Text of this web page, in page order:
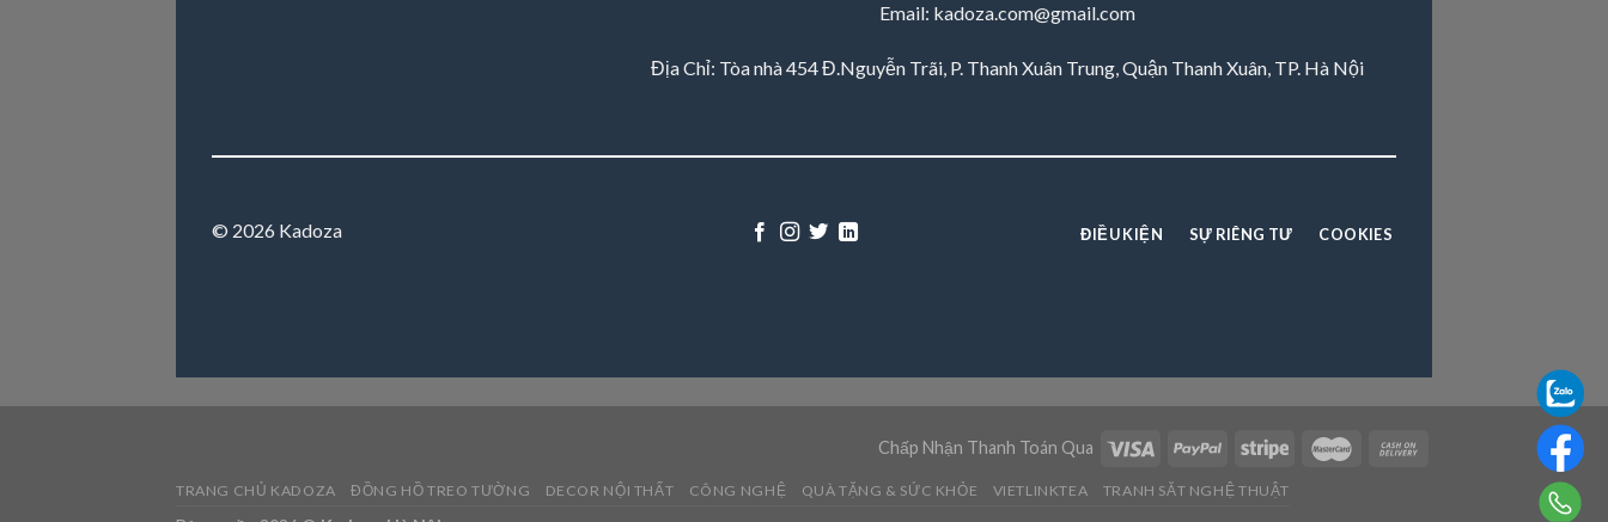
Email: kadoza.com@gmail.com
Địa Chỉ: Tòa nhà 454 Đ.Nguyễn Trãi, P. Thanh Xuân Trung, Quận Thanh Xuân, TP. Hà Nội
© 2026 Kadoza ĐIỀU KIỆN SỰ RIÊNG TƯ COOKIES
Chấp Nhận Thanh Toán Qua
TRANG CHỦ KADOZA ĐỒNG HỒ TREO TƯỜNG DECOR NỘI THẤT CÔNG NGHỆ QUÀ TẶNG & SỨC KHỎE VIETLINKTEA TRANH SĂT NGHỆ THUẬT